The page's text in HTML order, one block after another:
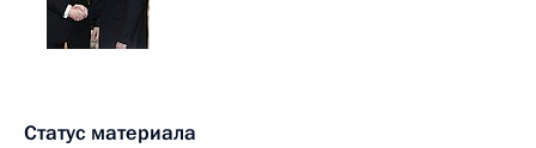
Статус материала